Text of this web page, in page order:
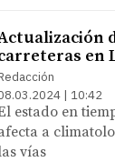
en
| 10:42
estado en
a
vías